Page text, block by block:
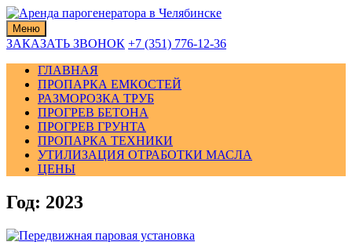
Skip
to
content
Меню
ЗАКАЗАТЬ ЗВОНОК +7 (351) 776-12-36
ГЛАВНАЯ
ПРОПАРКА ЕМКОСТЕЙ
РАЗМОРОЗКА ТРУБ
ПРОГРЕВ БЕТОНА
ПРОГРЕВ ГРУНТА
ПРОПАРКА ТЕХНИКИ
УТИЛИЗАЦИЯ ОТРАБОТКИ МАСЛА
ЦЕНЫ
Год: 2023